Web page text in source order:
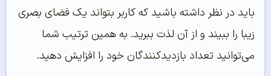
باید در نظر داشته باشید که کاربر بتواند یک فضای بصری
زیبا را ببیند و از آن لذت ببرید. به همین ترتیب شما
می‌توانید تعداد بازدیدکنندگان خود را افزایش دهید.